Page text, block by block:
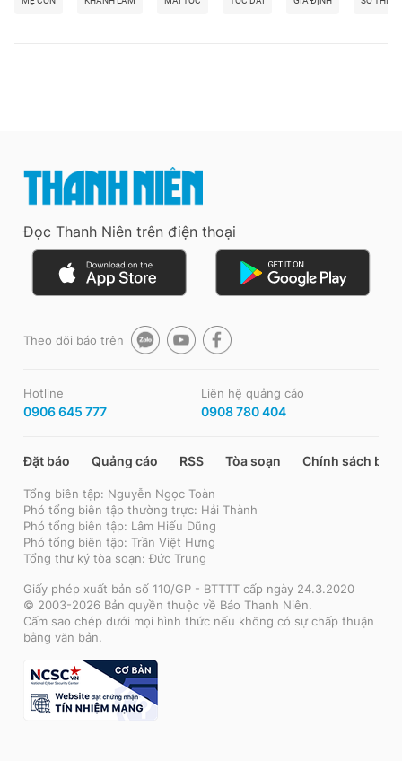
Đọc Thanh Niên trên điện thoại
Theo dõi báo trên
Hotline
0906 645 777
Liên hệ quảng cáo
0908 780 404
Đặt báo Quảng cáo RSS Tòa soạn Chính sách bảo
Tổng biên tập: Nguyễn Ngọc Toàn
Phó tổng biên tập thường trực: Hải Thành
Phó tổng biên tập: Lâm Hiếu Dũng
Phó tổng biên tập: Trần Việt Hưng
Tổng thư ký tòa soạn: Đức Trung
Giấy phép xuất bản số 110/GP - BTTTT cấp ngày 24.3.2020
© 2003-2026 Bản quyền thuộc về Báo Thanh Niên.
Cấm sao chép dưới mọi hình thức nếu không có sự chấp thuận
bằng văn bản.